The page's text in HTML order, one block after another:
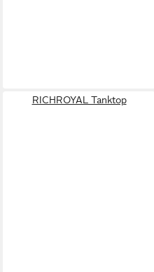
RICHROYAL Tanktop